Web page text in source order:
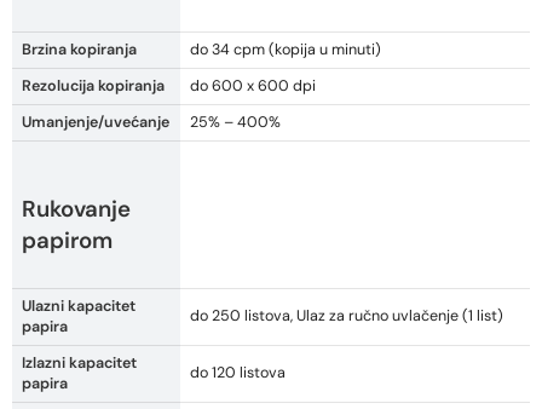
Brzina kopiranja
do 34 cpm (kopija u minuti)
Rezolucija kopiranja
do 600 x 600 dpi
Umanjenje/uvećanje
25% – 400%
Rukovanje
papirom
Ulazni kapacitet
papira
do 250 listova, Ulaz za ručno uvlačenje (1 list)
Izlazni kapacitet
papira
do 120 listova